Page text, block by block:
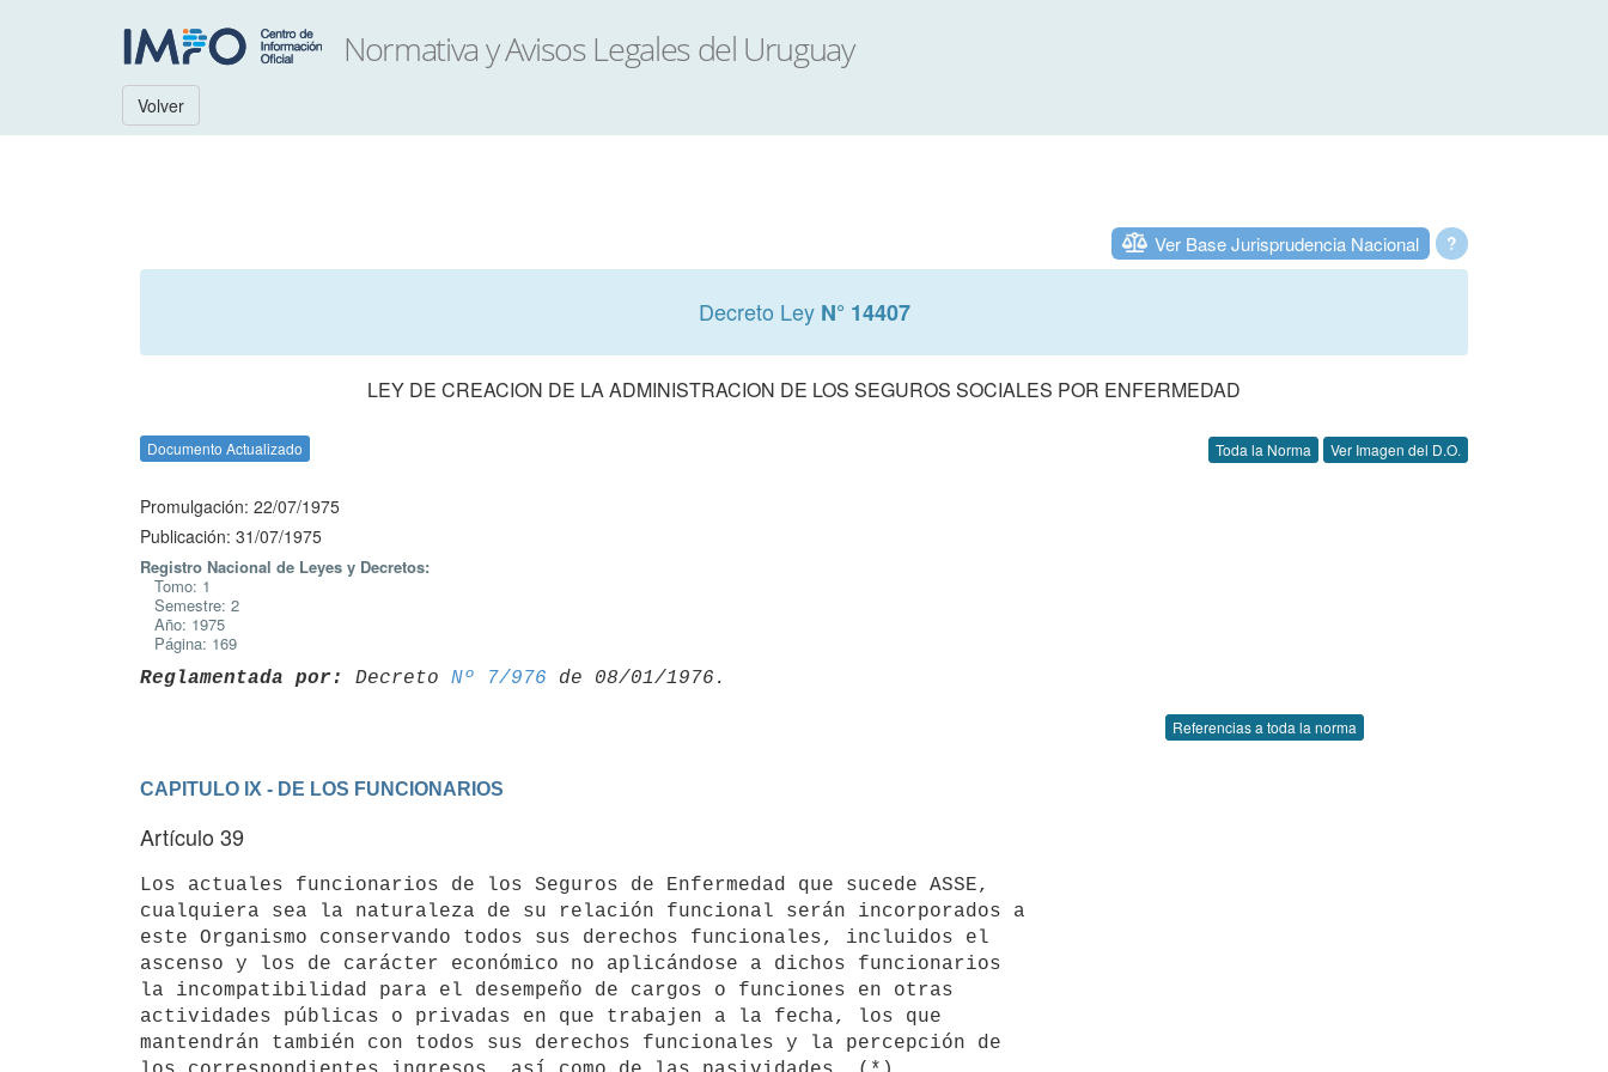
Volver
?
Ver Base Jurisprudencia Nacional
Decreto Ley N° 14407
LEY DE CREACION DE LA ADMINISTRACION DE LOS SEGUROS SOCIALES POR ENFERMEDAD
Documento Actualizado Toda la Norma Ver Imagen del D.O.
Promulgación: 22/07/1975
Publicación: 31/07/1975
Registro Nacional de Leyes y Decretos:
Tomo: 1
Semestre: 2
Año: 1975
Página: 169
Reglamentada por: Decreto Nº 7/976
Referencias a toda la norma
CAPITULO IX - DE LOS FUNCIONARIOS
Artículo 39
Los actuales funcionarios de los Seguros de Enfermedad que sucede ASSE,
cualquiera sea la naturaleza de su relación funcional serán incorporados a
este Organismo conservando todos sus derechos funcionales, incluidos el
ascenso y los de carácter económico no aplicándose a dichos funcionarios
la incompatibilidad para el desempeño de cargos o funciones en otras
actividades públicas o privadas en que trabajen a la fecha, los que
mantendrán también con todos sus derechos funcionales y la percepción de